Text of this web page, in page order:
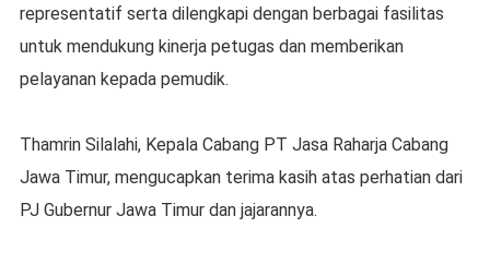
representatif serta dilengkapi dengan berbagai fasilitas
untuk mendukung kinerja petugas dan memberikan
pelayanan kepada pemudik.
Thamrin Silalahi, Kepala Cabang PT Jasa Raharja Cabang
Jawa Timur, mengucapkan terima kasih atas perhatian dari
PJ Gubernur Jawa Timur dan jajarannya.